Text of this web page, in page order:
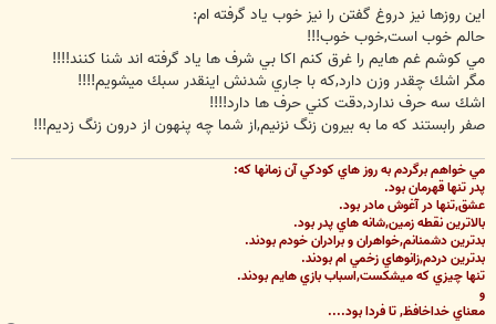
ت
اين روزها نيز دروغ گفتن را نيز خوب ياد گرفته ام:
حالم خوب است,خوب خوب!!!
مي كوشم غم هايم را غرق كنم اكا بي شرف ها ياد گرفته اند شنا كنند!!!!
مگر اشك چقدر وزن دارد,كه با جاري شدنش اينقدر سبك ميشويم!!!!
اشك سه حرف ندارد,دقت كني حرف ها دارد!!!!
صفر رابستند كه ما به بيرون زنگ نزنيم,از شما چه پنهون از درون زنگ زديم!!!
مي خواهم برگردم به روز هاي كودكي آن زمانها كه:
پدر تنها قهرمان بود.
عشق,تنها در آغوش مادر بود.
بالاترين نقطه زمين,شانه هاي پدر بود.
بدترين دشمنانم,خواهران و برادران خودم بودند.
بدترين دردم,زانوهاي زخمي ام بودند.
تنها چيزي كه ميشكست,اسباب بازي هايم بودند.
و
معناي خداخافظ, تا فردا بود....